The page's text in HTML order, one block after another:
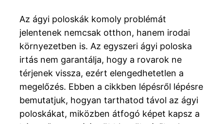
Az ágyi poloskák komoly problémát
jelentenek nemcsak otthon, hanem irodai
környezetben is. Az egyszeri ágyi poloska
irtás nem garantálja, hogy a rovarok ne
térjenek vissza, ezért elengedhetetlen a
megelőzés. Ebben a cikkben lépésről lépésre
bemutatjuk, hogyan tarthatod távol az ágyi
poloskákat, miközben átfogó képet kapsz a